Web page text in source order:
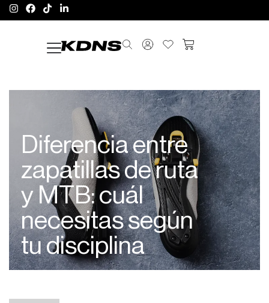
Diferencia entre
zapatillas de ruta
y MTB: cuál
necesitas según
tu disciplina